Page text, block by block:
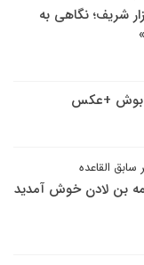
شریف؛ نگاهی به
بوش +عکس
القاعده
بن لادن خوش آمدید